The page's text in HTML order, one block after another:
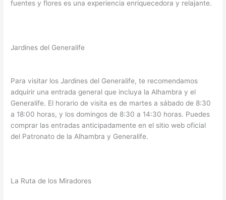
fuentes y flores es una experiencia enriquecedora y relajante.
Jardines del Generalife
Para visitar los Jardines del Generalife, te recomendamos
adquirir una entrada general que incluya la Alhambra y el
Generalife. El horario de visita es de martes a sábado de 8:30
a 18:00 horas, y los domingos de 8:30 a 14:30 horas. Puedes
comprar las entradas anticipadamente en el sitio web oficial
del Patronato de la Alhambra y Generalife.
La Ruta de los Miradores